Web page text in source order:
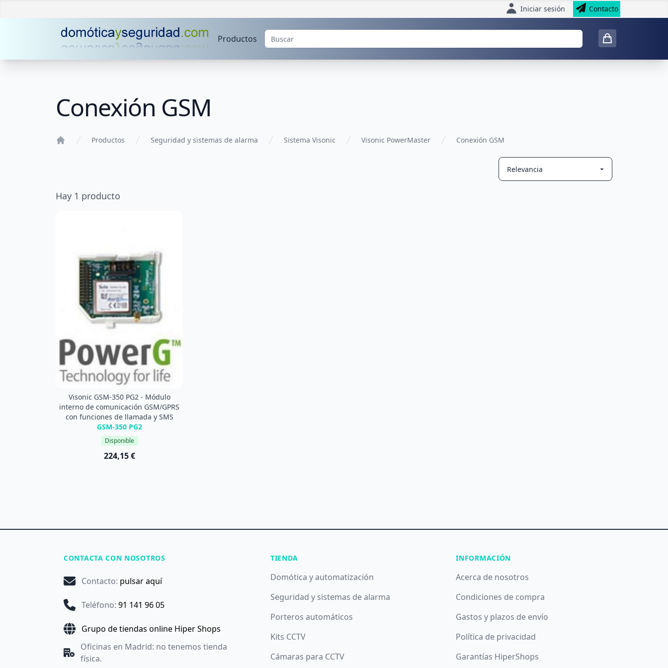
Iniciar sesión Contacto
Productos
Conexión GSM
Productos Seguridad y sistemas de alarma Sistema Visonic Visonic PowerMaster Conexión GSM
Hay 1 producto
Visonic GSM-350 PG2 - Módulo
interno de comunicación GSM/GPRS
con funciones de llamada y SMS
GSM-350 PG2
Disponible
224,15 €
CONTACTA CON NOSOTROS
Contacto: pulsar aquí
Teléfono: 91 141 96 05
Grupo de tiendas online Hiper Shops
Oficinas en Madrid: no tenemos tienda
física.
TIENDA
Domótica y automatización
Seguridad y sistemas de alarma
Porteros automáticos
Kits CCTV
Cámaras para CCTV
INFORMACIÓN
Acerca de nosotros
Condiciones de compra
Gastos y plazos de envío
Política de privacidad
Garantías HiperShops